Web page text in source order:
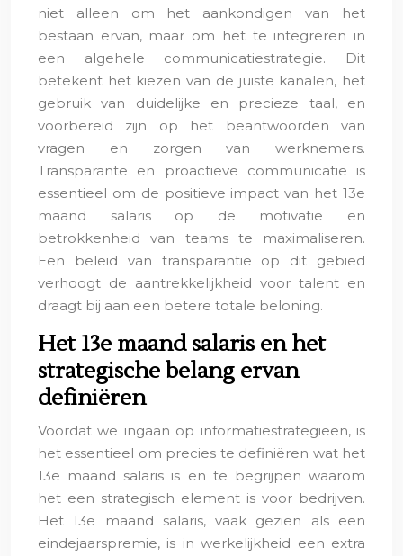
niet alleen om het aankondigen van het
bestaan ervan, maar om het te integreren in
een algehele communicatiestrategie. Dit
betekent het kiezen van de juiste kanalen, het
gebruik van duidelijke en precieze taal, en
voorbereid zijn op het beantwoorden van
vragen en zorgen van werknemers.
Transparante en proactieve communicatie is
essentieel om de positieve impact van het 13e
maand salaris op de motivatie en
betrokkenheid van teams te maximaliseren.
Een beleid van transparantie op dit gebied
verhoogt de aantrekkelijkheid voor talent en
draagt bij aan een betere totale beloning.
Het 13e maand salaris en het
strategische belang ervan
definiëren
Voordat we ingaan op informatiestrategieën, is
het essentieel om precies te definiëren wat het
13e maand salaris is en te begrijpen waarom
het een strategisch element is voor bedrijven.
Het 13e maand salaris, vaak gezien als een
eindejaarspremie, is in werkelijkheid een extra